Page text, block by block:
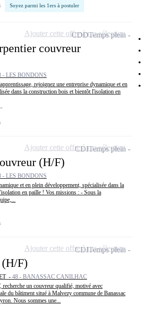
Soyez parmi les 1ers à postuler
couvreur
- LES BONDONS
rejoignez une entreprise dynamique et en
dans la construction bois et bientôt l'isolation en
CDDTemps plein
Ajouter cette offre à ma sélection
(H/F)
- LES BONDONS
et en plein développement, spécialisée dans la
en paille ! Vos missions : - Sous la
CDITemps plein
Ajouter cette offre à ma sélection
F)
- 48 - BANASSAC CANILHAC
un couvreur qualifié, motivé avec
du bâtiment situé à Malvezy commune de Banassac
Nous sommes une...
CDITemps plein
Ajouter cette offre à ma sélection